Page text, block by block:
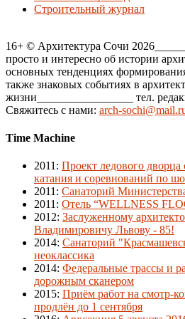
Строительный журнал
16+ © Архитектура Сочи
просто и интересно об истории
основных тенденциях
также знаковых событиях в
жизни_________________ тел.
Свяжитесь с нами: arch-
Time Machine
2011 : Проект ледового дворца
катания и соревнований по
2011 : Санаторий
2011 : Отель “WELLNESS
2012: Заслуженному
Владимировичу Львову - 85!
2014: Санаторий
неоклассика
2014: Федеральные трассы и
дорожным сканером
2015: Приём работ на смотр-
продлён до 1 сентября